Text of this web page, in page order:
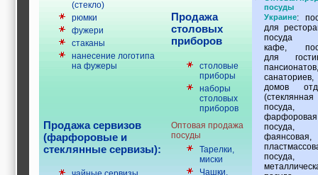
отделочные
материалы,
строительные
машины и техника,
все для
коммуникаций
пансионаты, отели,
гостинницы
Трудоустройство,
крюининг
(стекло)
рюмки
фужери
стаканы
нанесение логотипа
на фужеры
Продажа
столовых
приборов
столовые
приборы
наборы
столовых
приборов
Продажа сервизов
(фарфоровые и
стеклянные сервизы):
Оптовая продажа
посуды
Тарелки,
миски
Чашки,
посуды
Украине: п
для
посуда
кафе,
для
пансионатов,
санаториев,
домов
(стеклянная
посуда,
фарфоровая
посуда,
фаянсовая,
посуда,